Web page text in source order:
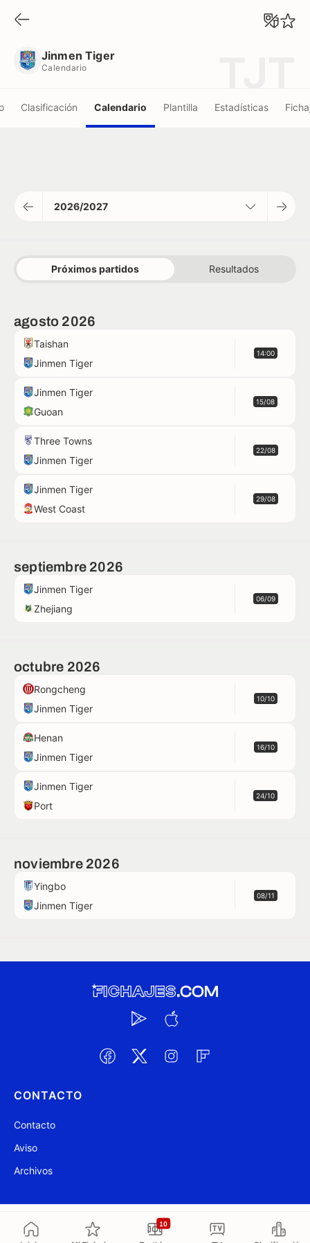
10
Jinmen Tiger
Calendario
Clasificación Calendario Plantilla Estadísticas
2026/2027
Próximos partidos Resultados
agosto 2026
Taishan
Jinmen Tiger
14:00
Jinmen Tiger
Guoan
15/08
Three Towns
Jinmen Tiger
22/08
Jinmen Tiger
West Coast
29/08
septiembre 2026
Jinmen Tiger
Zhejiang
06/09
octubre 2026
Rongcheng
Jinmen Tiger
10/10
Henan
Jinmen Tiger
16/10
Jinmen Tiger
Port
24/10
noviembre 2026
Yingbo
Jinmen Tiger
08/11
CONTACTO
Contacto
Aviso
Archivos